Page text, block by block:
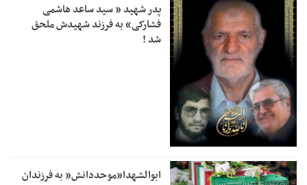
پدر شهید « سید ساعد هاشمی
فشارکی» به فرزند شهیدش ملحق
شد !
ابوالشهدا”موحددانش” به فرزندان